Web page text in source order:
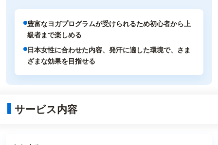
豊富なヨガプログラムが受けられるため初心者から上
級者まで楽しめる
日本女性に合わせた内容、発汗に適した環境で、さま
ざまな効果を目指せる
サービス内容